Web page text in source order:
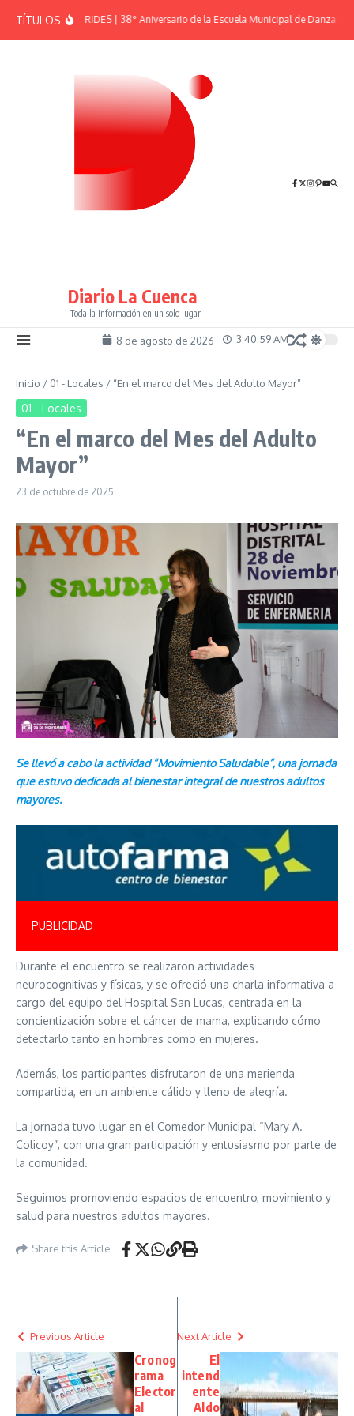
TÍTULOSEFEMÉRIDES | 38° Aniversario de la Escuela Municipal de Danzas “El
Diario La Cuenca
Toda la Información en un solo lugar
8 de agosto de 2026 3:41:00 AM
Inicio / 01 - Locales / “En el marco del Mes del Adulto Mayor”
01 - Locales
“En el marco del Mes del Adulto
Mayor”
23 de octubre de 2025
Se llevó a cabo la actividad “Movimiento Saludable”, una jornada
que estuvo dedicada al bienestar integral de nuestros adultos
mayores.
PUBLICIDAD
Durante el encuentro se realizaron actividades
neurocognitivas y físicas, y se ofreció una charla informativa a
cargo del equipo del Hospital San Lucas, centrada en la
concientización sobre el cáncer de mama, explicando cómo
detectarlo tanto en hombres como en mujeres.
Además, los participantes disfrutaron de una merienda
compartida, en un ambiente cálido y lleno de alegría.
La jornada tuvo lugar en el Comedor Municipal “Mary A.
Colicoy”, con una gran participación y entusiasmo por parte de
la comunidad.
Seguimos promoviendo espacios de encuentro, movimiento y
salud para nuestros adultos mayores.
Share this Article
Previous Article
Cronog
rama
Elector
al
Next Article
El
intend
ente
Aldo